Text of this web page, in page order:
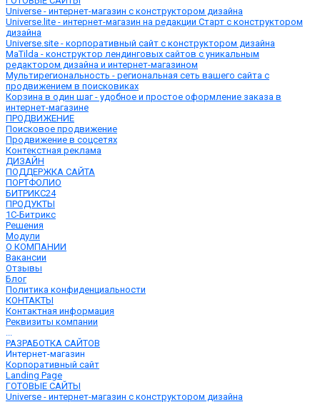
Universe - интернет-магазин с конструктором дизайна
Universe.lite - интернет-магазин на редакции Старт с конструктором
дизайна
Universe.site - корпоративный сайт с конструктором дизайна
MaTilda - конструктор лендинговых сайтов с уникальным
редактором дизайна и интернет-магазином
Мультирегиональность - региональная сеть вашего сайта с
продвижением в поисковиках
Корзина в один шаг - удобное и простое оформление заказа в
интернет-магазине
ПРОДВИЖЕНИЕ
Поисковое продвижение
Продвижение в соцсетях
Контекстная реклама
ДИЗАЙН
ПОДДЕРЖКА САЙТА
ПОРТФОЛИО
БИТРИКС24
ПРОДУКТЫ
1С-Битрикс
Решения
Модули
О КОМПАНИИ
Вакансии
Отзывы
Блог
Политика конфиденциальности
КОНТАКТЫ
Контактная информация
Реквизиты компании
...
РАЗРАБОТКА САЙТОВ
Интернет-магазин
Корпоративный сайт
Landing Page
ГОТОВЫЕ САЙТЫ
Universe - интернет-магазин с конструктором дизайна